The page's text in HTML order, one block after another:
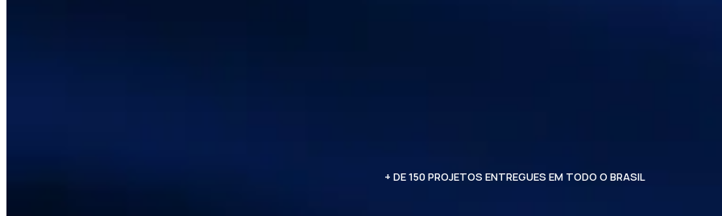
+ DE 150 PROJETOS ENTREGUES EM TODO O BRASIL